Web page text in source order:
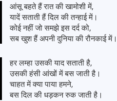
आंसू बहते हैं रात की खामोशी में,
यादें सताती हैं दिल की तन्हाई में।
कोई नहीं जो समझे इस दर्द को,
सब खुश हैं अपनी दुनिया की रौनकाई में।
हर लम्हा उसकी याद सताती है,
उसकी हंसी आंखों में बस जाती है।
चाहत में क्या पाया हमने,
बस दिल की धड़कन रुक जाती है।